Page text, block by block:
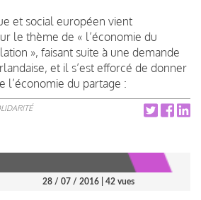
et social européen vient
le thème de « l’économie du
», faisant suite à une demande
et il s’est efforcé de donner
l’économie du partage :
28 / 07 / 2016 | 42 vues